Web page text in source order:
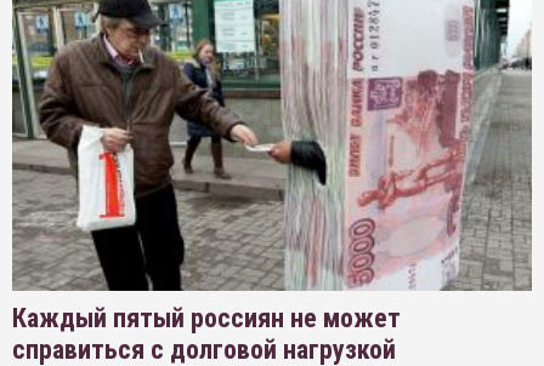
Каждый пятый россиян не может
справиться с долговой нагрузкой